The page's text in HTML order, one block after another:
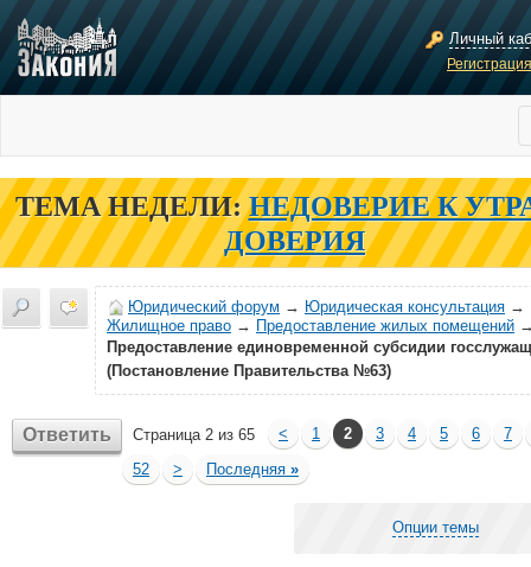
Личный
ТЕМА НЕДЕЛИ: НЕДОВЕРИЕ К
ДОВЕРИЯ
Юридический форум → Юридическая консультация →
Жилищное право → Предоставление жилых помещений
Предоставление единовременной субсидии
(Постановление Правительства №63)
Ответить Страница 2 из 65 < 1 2 3 4 5 6
7
52
> Последняя »
Опции темы